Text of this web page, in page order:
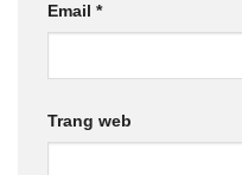
Email *
Trang web